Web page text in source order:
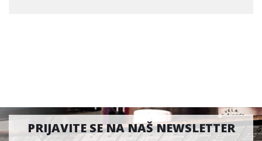
PRIJAVITE SE NA NAŠ NEWSLETTER